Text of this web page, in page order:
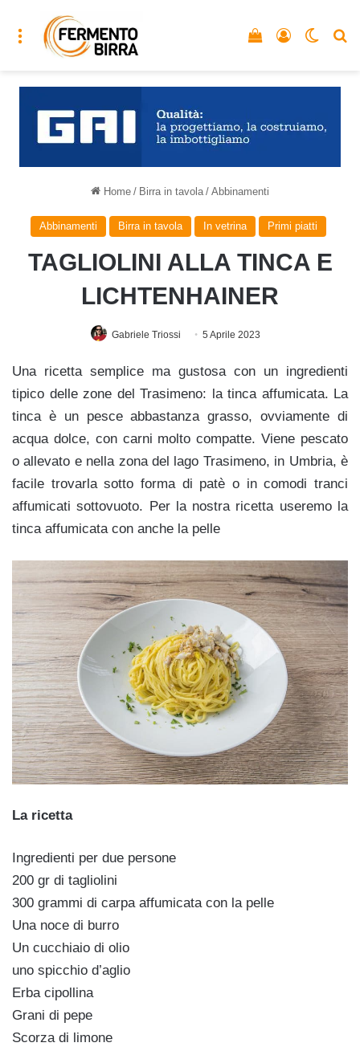
Menu Accedi
Vedi il carrello
Home / Birra in tavola / Abbinamenti
Abbinamenti Birra in tavola In vetrina Primi piatti
TAGLIOLINI ALLA TINCA E
LICHTENHAINER
Gabriele Triossi 5 Aprile 2023
Una ricetta semplice ma gustosa con un ingredienti
tipico delle zone del Trasimeno: la tinca affumicata. La
tinca è un pesce abbastanza grasso, ovviamente di
acqua dolce, con carni molto compatte. Viene pescato
o allevato e nella zona del lago Trasimeno, in Umbria, è
facile trovarla sotto forma di patè o in comodi tranci
affumicati sottovuoto. Per la nostra ricetta useremo la
tinca affumicata con anche la pelle
La ricetta
Ingredienti per due persone
200 gr di tagliolini
300 grammi di carpa affumicata con la pelle
Una noce di burro
Un cucchiaio di olio
uno spicchio d’aglio
Erba cipollina
Grani di pepe
Scorza di limone